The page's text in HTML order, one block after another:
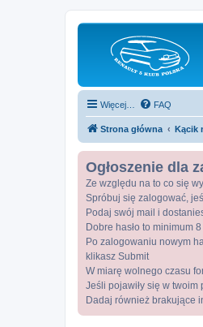
Więcej… FAQ
Strona główna Kącik
Ogłoszenie dla
Ze względu na to co się
Spróbuj się zalogować,
Podaj swój mail i
Dobre hasło to minimum
Po zalogowaniu nowym
klikasz Submit
W miarę wolnego czasu
Jeśli pojawiły się w twoim
Dadaj również brakujące